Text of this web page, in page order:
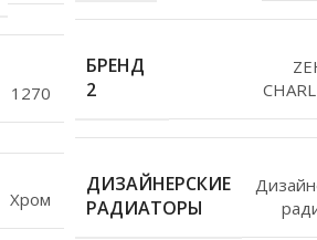
1270
Хром
БРЕНД
2
ДИЗАЙНЕРСКИЕ
РАДИАТОРЫ